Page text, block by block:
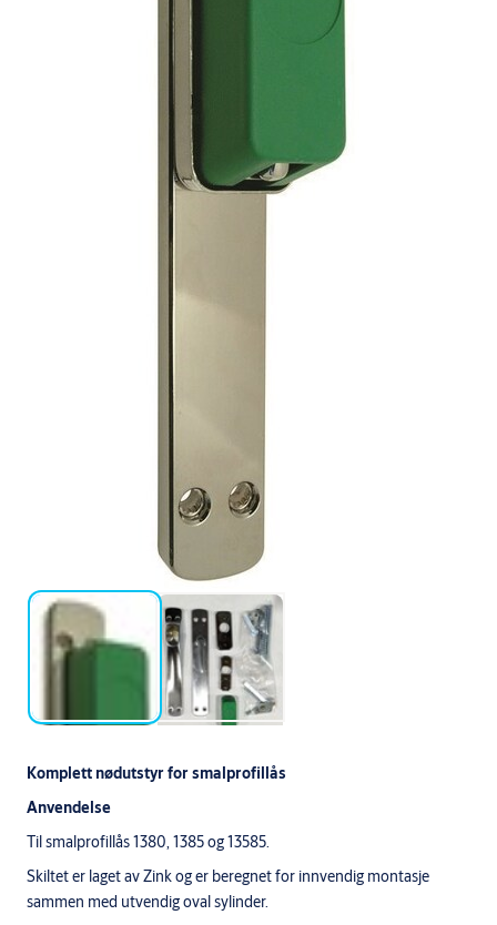
Komplett nødutstyr for smalprofillås
Anvendelse
Til smalproﬁllås 1380, 1385 og 13585.
Skiltet er laget av Zink og er beregnet for innvendig montasje
sammen med utvendig oval sylinder.